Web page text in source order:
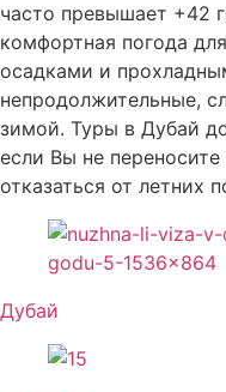
часто превышает +42
комфортная погода
осадками и
непродолжительные,
зимой. Туры в Дубай
если Вы не
отказаться от летних
Дубай